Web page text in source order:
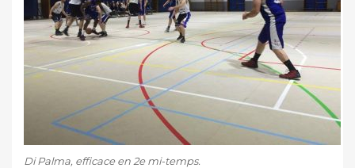
Di Palma, efficace en 2e mi-temps.